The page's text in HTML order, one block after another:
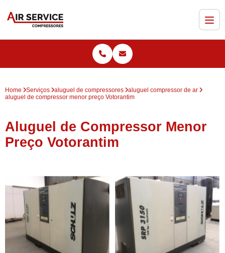
Home Serviços aluguel de compressores
aluguel compressor de ar
aluguel de compressor menor preço Votorantim
Aluguel de Compressor Menor
Preço Votorantim